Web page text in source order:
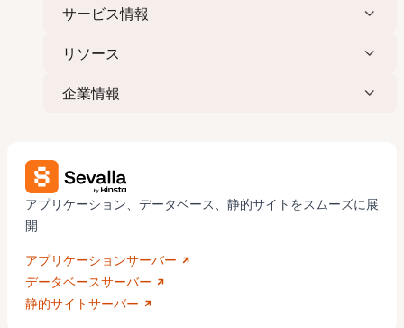
サービス情報
リソース
企業情報
アプリケーション、データベース、静的サイトをスムーズに展
開
アプリケーションサーバー
データベースサーバー
静的サイトサーバー